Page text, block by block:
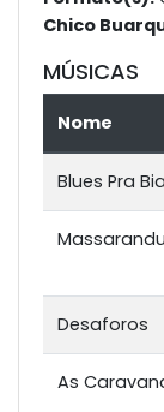
Chico
MÚSICAS
Nome
Blues Pra Bia
Desaforos
As